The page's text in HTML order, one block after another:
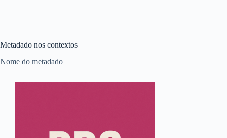
Metadado nos contextos
Nome do metadado